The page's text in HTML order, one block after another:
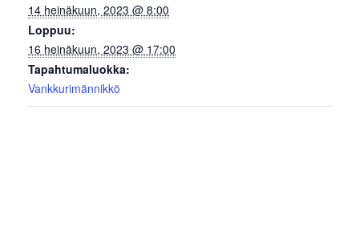
14 heinäkuun, 2023 @ 8:00
Loppuu:
16 heinäkuun, 2023 @ 17:00
Tapahtumaluokka:
Vankkurimännikkö